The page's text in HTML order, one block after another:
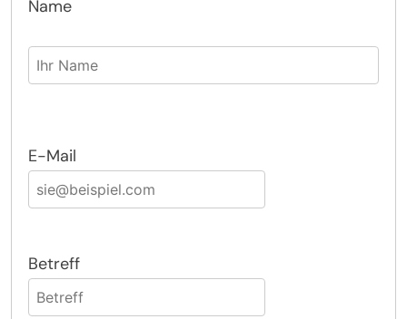
Name
E-Mail
Betreff